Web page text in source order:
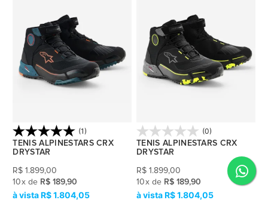
(1)
TENIS ALPINESTARS CRX
DRYSTAR
R$ 1.899,00
10x de R$ 189,90
R$ 1.804,05
(0)
TENIS ALPINESTARS CRX
DRYSTAR
R$ 1.899,00
10x de R$ 189,90
R$ 1.804,05